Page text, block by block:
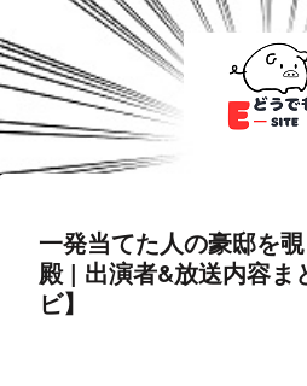
一発当てた人の豪邸を
殿 | 出演者&放送内容ま
ビ】